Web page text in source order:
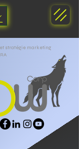
stratégie marketing